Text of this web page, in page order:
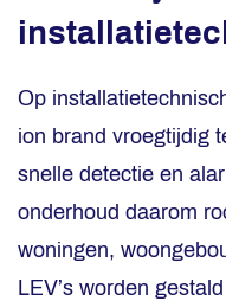
Op
ion brand vroegtijdig
snelle detectie en
onderhoud daarom
woningen,
LEV’s worden